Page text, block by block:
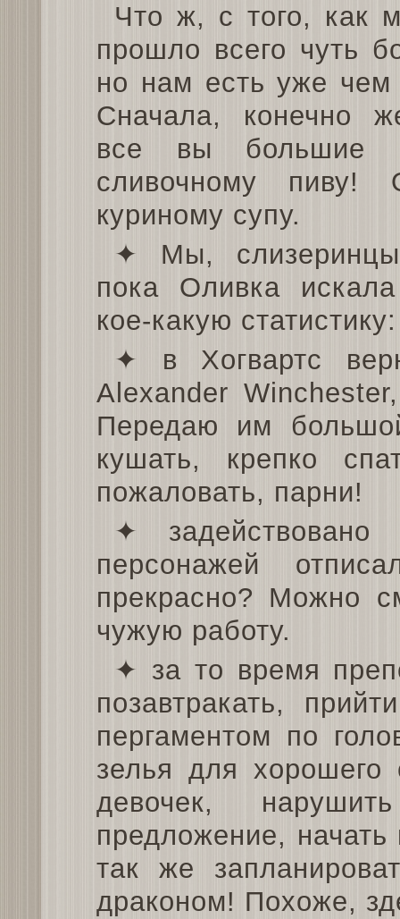
Что ж, с того, как
прошло всего чуть
но нам есть уже чем
Сначала, конечно
все вы большие
сливочному
куриному супу.
✦ Мы,
пока Оливка
кое-какую статистику:
✦ в Хогвартс
Alexander
Передаю им
кушать, крепко
пожаловать, парни!
✦
персонажей
прекрасно? Можно
чужую работу.
✦ за то время
позавтракать,
пергаментом по
зелья для хорошего
девочек,
предложение,
так же
драконом! Похоже,